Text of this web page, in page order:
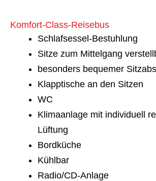
Komfort-Class-Reisebus
Schlafsessel-Bestuhlung
Sitze zum Mittelgang
besonders bequemer
Klapptische an den Sitzen
WC
Klimaanlage mit individuell
Lüftung
Bordküche
Kühlbar
Radio/CD-Anlage